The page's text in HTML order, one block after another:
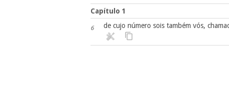
Capítulo 1
6 de cujo número sois também vós,